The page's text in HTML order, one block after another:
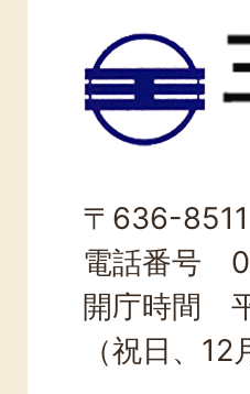
王
寺
町
TOWN
〒636-
電話番号
開庁時間
（祝日、